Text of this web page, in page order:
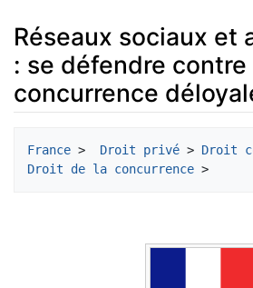
Réseaux sociaux et
: se défendre contre
concurrence
France > Droit privé > Droit
Droit de la concurrence